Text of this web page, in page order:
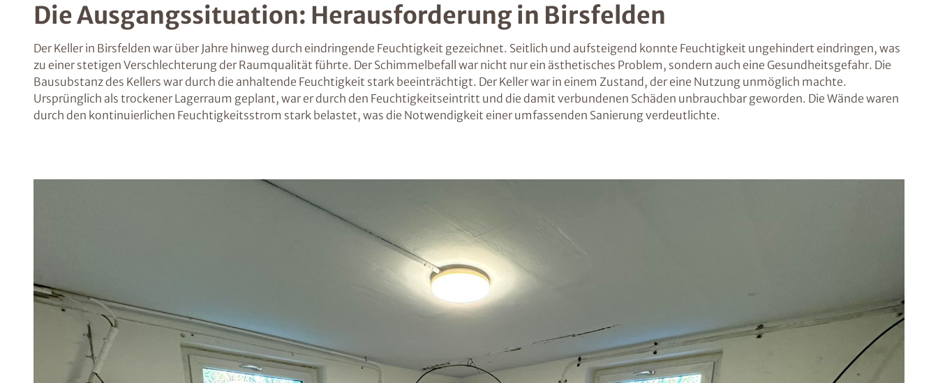
Die Ausgangssituation: Herausforderung in Birsfelden
Der Keller in Birsfelden war über Jahre hinweg durch eindringende Feuchtigkeit gezeichnet. Seitlich und aufsteigend konnte Feuchtigkeit ungehindert eindringen, was
zu einer stetigen Verschlechterung der Raumqualität führte. Der Schimmelbefall war nicht nur ein ästhetisches Problem, sondern auch eine Gesundheitsgefahr. Die
Bausubstanz des Kellers war durch die anhaltende Feuchtigkeit stark beeinträchtigt. Der Keller war in einem Zustand, der eine Nutzung unmöglich machte.
Ursprünglich als trockener Lagerraum geplant, war er durch den Feuchtigkeitseintritt und die damit verbundenen Schäden unbrauchbar geworden. Die Wände waren
durch den kontinuierlichen Feuchtigkeitsstrom stark belastet, was die Notwendigkeit einer umfassenden Sanierung verdeutlichte.